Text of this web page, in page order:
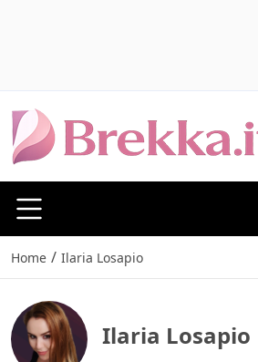
Home / Ilaria Losapio
Ilaria Losapio